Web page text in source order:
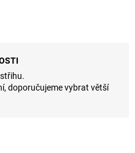
doporučujeme vybrat větší